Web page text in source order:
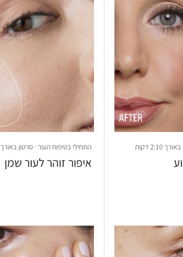
דקות התחילי בטיפוח העור · סרטון באורך 1:12 דקות
איפור זוהר לעור שמן